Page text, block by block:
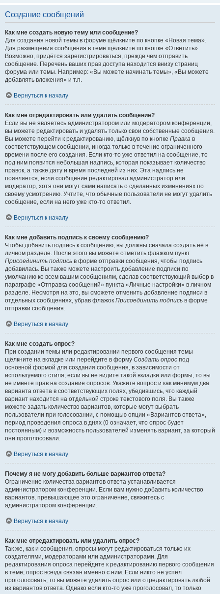
Создание сообщений
Как мне создать новую тему или сообщение?
Для создания новой темы в форуме щёлкните по кнопке «Новая тема».
Для размещения сообщения в теме щёлкните по кнопке «Ответить».
Возможно, придётся зарегистрироваться, прежде чем отправить
сообщение. Перечень ваших прав доступа находится внизу страниц
форума или темы. Например: «Вы можете начинать темы», «Вы можете
добавлять вложения» и т.п.
Вернуться к началу
Как мне отредактировать или удалить сообщение?
Если вы не являетесь администратором или модератором конференции,
вы можете редактировать и удалять только свои собственные сообщения.
Вы можете перейти к редактированию, щёлкнув по кнопке Правка в
соответствующем сообщении, иногда только в течение ограниченного
времени после его создания. Если кто-то уже ответил на сообщение, то
под ним появится небольшая надпись, которая показывает количество
правок, а также дату и время последней из них. Эта надпись не
появляется, если сообщение редактировал администратор или
модератор, хотя они могут сами написать о сделанных изменениях по
своему усмотрению. Учтите, что обычные пользователи не могут удалить
сообщение, если на него уже кто-то ответил.
Вернуться к началу
Как мне добавить подпись к своему сообщению?
Чтобы добавить подпись к сообщению, вы должны сначала создать её в
личном разделе. После этого вы можете отметить флажком пункт
Присоединить подпись в форме отправки сообщения, чтобы подпись
добавилась. Вы также можете настроить добавление подписи по
умолчанию ко всем вашим сообщениям, сделав соответствующий выбор в
параграфе «Отправка сообщений» пункта «Личные настройки» в личном
разделе. Несмотря на это, вы сможете отменить добавление подписи в
отдельных сообщениях, убрав флажок Присоединить подпись в форме
отправки сообщения.
Вернуться к началу
Как мне создать опрос?
При создании темы или редактировании первого сообщения темы
щёлкните на вкладке или перейдите в форму Создать опрос под
основной формой для создания сообщения, в зависимости от
используемого стиля; если вы не видите такой вкладки или формы, то вы
не имеете прав на создание опросов. Укажите вопрос и как минимум два
варианта ответа в соответствующих полях, убедившись, что каждый
вариант находится на отдельной строке текстового поля. Вы также
можете задать количество вариантов, которые могут выбрать
пользователи при голосовании, с помощью опции «Вариантов ответа»,
период проведения опроса в днях (0 означает, что опрос будет
постоянным) и возможность пользователей изменять вариант, за который
они проголосовали.
Вернуться к началу
Почему я не могу добавить больше вариантов ответа?
Ограничение количества вариантов ответа устанавливается
администратором конференции. Если вам нужно добавить количество
вариантов, превышающее это ограничение, свяжитесь с
администратором конференции.
Вернуться к началу
Как мне отредактировать или удалить опрос?
Так же, как и сообщения, опросы могут редактироваться только их
создателями, модераторами или администраторами. Для
редактирования опроса перейдите к редактированию первого сообщения
в теме; опрос всегда связан именно с ним. Если никто не успел
проголосовать, то вы можете удалить опрос или отредактировать любой
из вариантов ответа. Однако если кто-то уже проголосовал, то только